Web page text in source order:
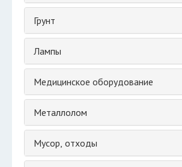
Грунт
Лампы
Медицинское оборудование
Металлолом
Мусор, отходы